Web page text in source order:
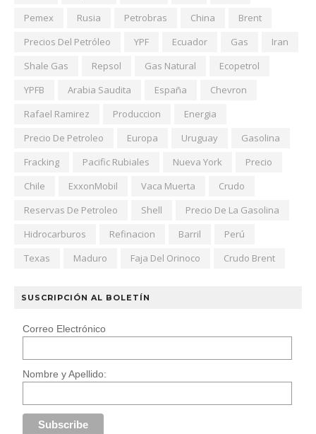
Pemex
Rusia Petrobras China
Brent
Precios Del Petróleo
YPF Ecuador Gas
Iran
Shale Gas
Repsol Gas Natural
Ecopetrol
YPFB
Arabia Saudita España
Chevron
Rafael Ramirez
Produccion
Energia
Precio De Petroleo
Europa Uruguay
Gasolina
Fracking
Pacific Rubiales Nueva York
Precio
Chile
ExxonMobil Vaca Muerta
Crudo
Reservas De Petroleo
Shell
Precio De La Gasolina
Hidrocarburos
Refinacion Barril
Perú
Texas
Maduro Faja Del Orinoco Crudo Brent
SUSCRIPCIÓN AL BOLETÍN
Correo Electrónico
Nombre y Apellido: